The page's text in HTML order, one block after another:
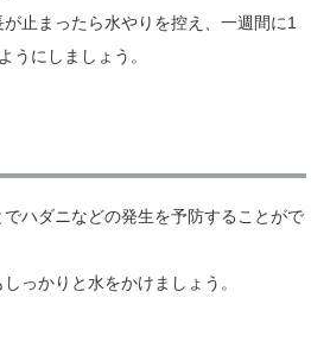
止まったら水やりを控え、一週間に1
うにしましょう。
ハダニなどの発生を予防することがで
っかりと水をかけましょう。